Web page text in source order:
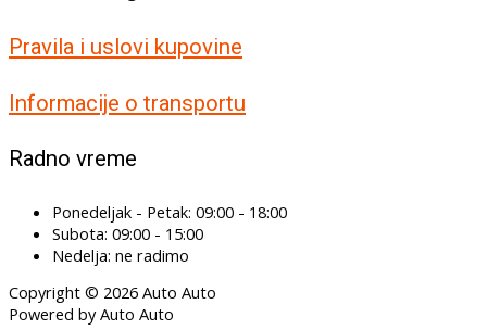
Pravila i uslovi kupovine
Informacije o transportu
Radno vreme
Ponedeljak - Petak: 09:00 - 18:00
Subota: 09:00 - 15:00
Nedelja: ne radimo
Copyright © 2026 Auto Auto
Powered by Auto Auto